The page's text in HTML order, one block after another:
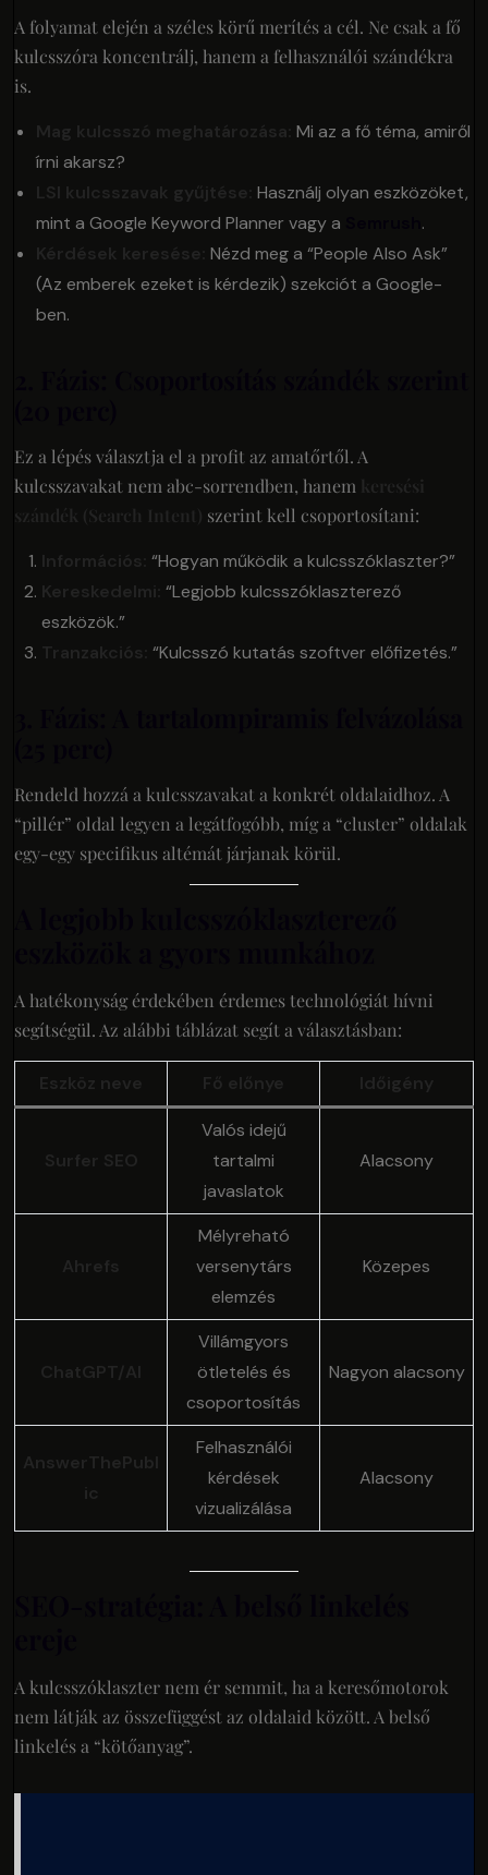
A folyamat elején a széles körű merítés a cél. Ne csak a fő
kulcsszóra koncentrálj, hanem a felhasználói szándékra
is.
Mag kulcsszó meghatározása:
Mi az a fő téma, amiről
írni akarsz?
LSI kulcsszavak gyűjtése:
Használj olyan eszközöket,
mint a Google Keyword Planner vagy a
.
Kérdések keresése:
Nézd meg a “People Also Ask”
(Az emberek ezeket is kérdezik) szekciót a Google-
ben.
Ez a lépés választja el a profit az amatőrtől. A
kulcsszavakat nem abc-sorrendben, hanem
keresési
szándék (Search Intent)
szerint kell csoportosítani:
Információs:
“Hogyan működik a kulcsszóklaszter?”
Kereskedelmi:
“Legjobb kulcsszóklaszterező
eszközök.”
Tranzakciós:
“Kulcsszó kutatás szoftver előfizetés.”
Rendeld hozzá a kulcsszavakat a konkrét oldalaidhoz. A
“pillér” oldal legyen a legátfogóbb, míg a “cluster” oldalak
egy-egy specifikus altémát járjanak körül.
A hatékonyság érdekében érdemes technológiát hívni
segítségül. Az alábbi táblázat segít a választásban:
Eszköz neve Fő előnye Időigény
Surfer SEO
Valós idejű
tartalmi
javaslatok
Alacsony
Ahrefs
Mélyreható
versenytárs
elemzés
Közepes
ChatGPT/AI
Villámgyors
ötletelés és
csoportosítás
Nagyon alacsony
AnswerThePubl
Felhasználói
kérdések
vizualizálása
Alacsony
A kulcsszóklaszter nem ér semmit, ha a keresőmotorok
nem látják az összefüggést az oldalaid között. A belső
linkelés a “kötőanyag”.